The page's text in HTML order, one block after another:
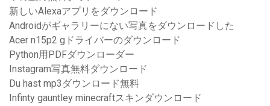
新しいAlexaアプリをダウンロード
Androidがギャラリーにない写真をダウンロードした
Acer n15p2 gドライバーのダウンロード
Python用PDFダウンローダー
Instagram写真無料ダウンロード
Du hast mp3ダウンロード無料
Infinty gauntley minecraftスキンダウンロード